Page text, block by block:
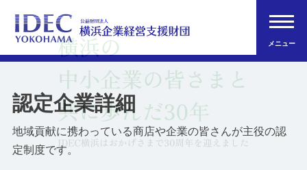
メニュー
認定企業詳細
地域貢献に携わっている商店や企業の皆さんが主役の認
定制度です。